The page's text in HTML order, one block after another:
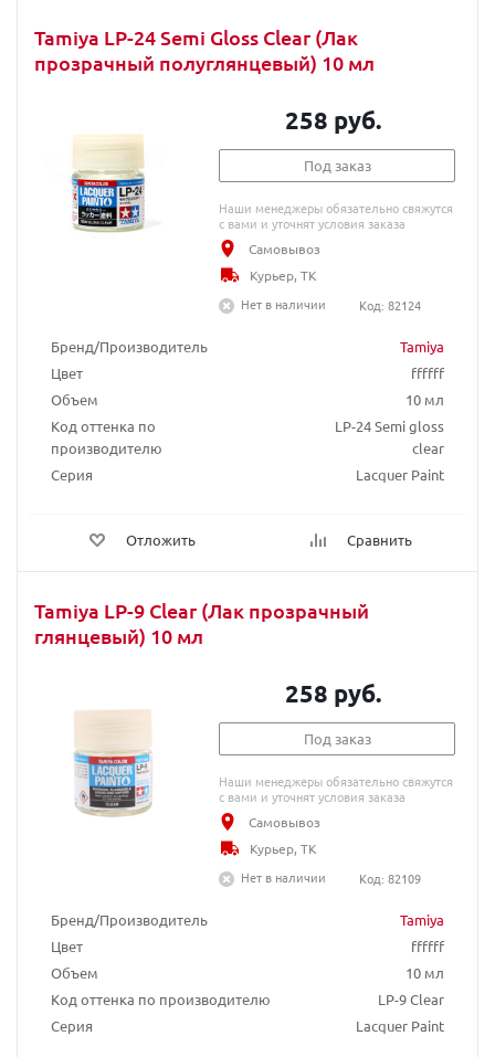
Tamiya LP-24 Semi Gloss Clear (Лак
прозрачный полуглянцевый) 10 мл
Бренд/Производитель
Tamiya
Цвет
ffffff
Объем
10 мл
Код оттенка по
производителю
LP-24 Semi gloss
clear
Серия
Lacquer Paint
Отложить Сравнить
258 руб.
Под заказ
Наши менеджеры обязательно свяжутся
с вами и уточнят условия заказа
Самовывоз
Курьер, ТК
Нет в наличии
Код: 82124
Tamiya LP-9 Clear (Лак прозрачный
глянцевый) 10 мл
Бренд/Производитель
Tamiya
Цвет
ffffff
Объем
10 мл
Код оттенка по производителю
LP-9 Clear
Серия
Lacquer Paint
258 руб.
Под заказ
Наши менеджеры обязательно свяжутся
с вами и уточнят условия заказа
Самовывоз
Курьер, ТК
Нет в наличии
Код: 82109